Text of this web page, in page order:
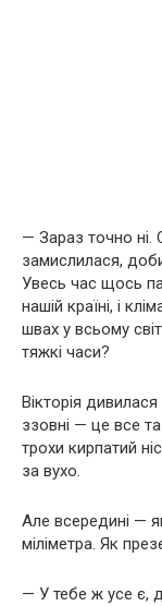
— Зараз точно ні.
замислилася,
Увесь час щось
нашій країні, і
швах у всьому
тяжкі часи?
Вікторія дивилася
ззовні — це все та
трохи кирпатий
за вухо.
Але всередині —
міліметра. Як
— У тебе ж усе є,